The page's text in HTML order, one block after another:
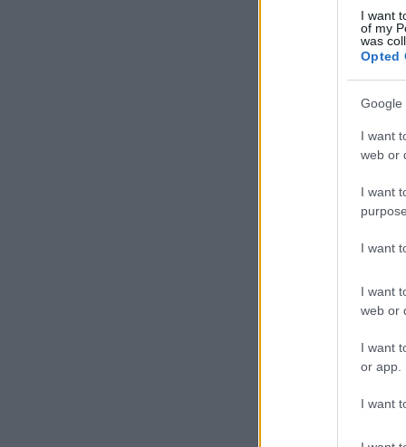
I want
of my
was
Opted
Google
I want
web or
I want
I want
I want
web or
I want
or app.
I want